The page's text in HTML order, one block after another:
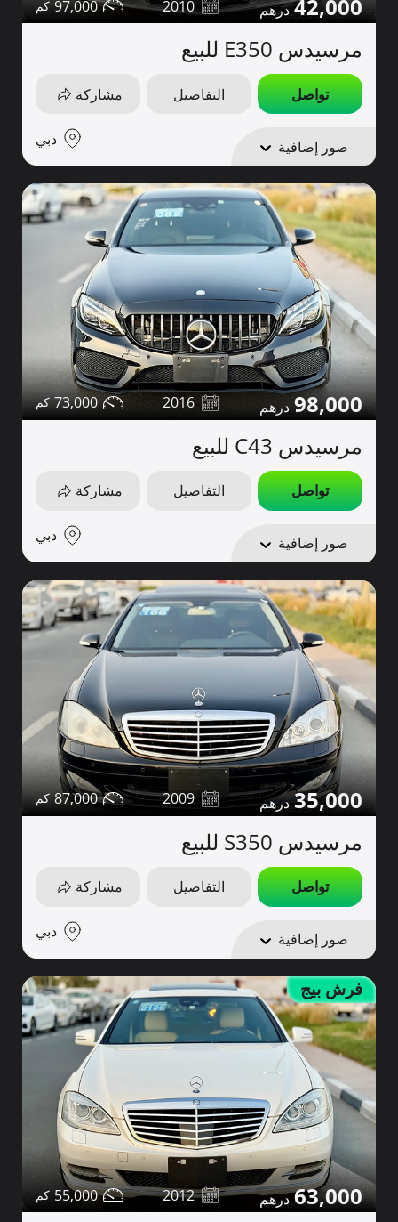
42,000
2010
97,000
مرسيدس E350 للبيع
تواصل التفاصيل مشاركة
صور إضافية دبي
98,000
2016
73,000
مرسيدس C43 للبيع
تواصل التفاصيل مشاركة
صور إضافية دبي
35,000
2009
87,000
مرسيدس S350 للبيع
تواصل التفاصيل مشاركة
صور إضافية دبي
فرش بيج
63,000
2012
55,000